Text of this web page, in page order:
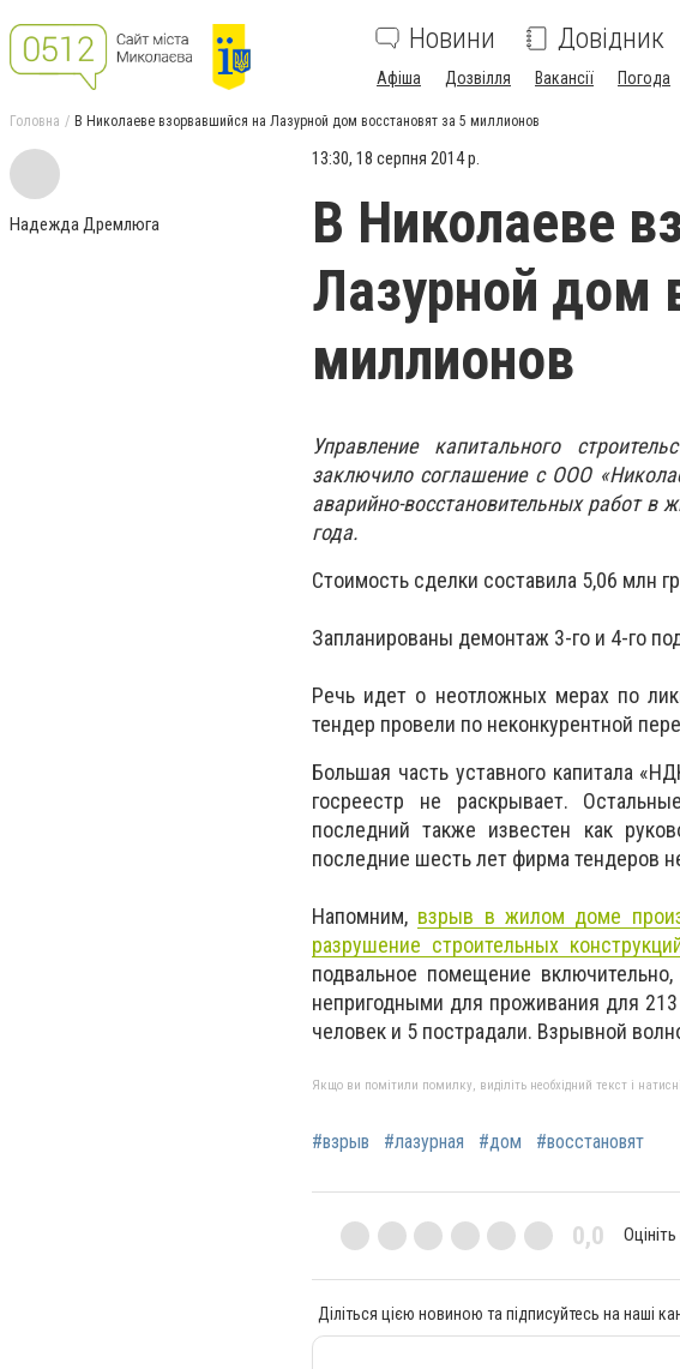
Новини Довідник
Афіша Дозвілля Вакансії Погода
Головна В Николаеве взорвавшийся на Лазурной дом восстановят за 5 миллионов
Надежда Дремлюга
13:30, 18 серпня 2014 р.
В Николаеве
Лазурной дом
миллионов
Управление капитального
заключило соглашение с ООО
аварийно-восстановительных работ в
года.
Стоимость сделки составила 5,06 млн
Запланированы демонтаж 3-го и 4-го
Речь идет о неотложных мерах по
тендер провели по неконкурентной
Большая часть уставного капитала
госреестр не раскрывает.
последний также известен как
последние шесть лет фирма тендеров
Напомним, взрыв в жилом доме
разрушение строительных
подвальное помещение
непригодными для проживания для
человек и 5 пострадали. Взрывной
Якщо ви помітили помилку, виділіть необхідний текст і
#взрыв #лазурная #дом #восстановят
0,0
Діліться цією новиною та підписуйтесь на наші